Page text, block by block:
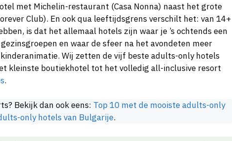
met Michelin-restaurant (Casa Nonna) naast het grote
Club). En ook qua leeftijdsgrens verschilt het: van 14+
is dat het allemaal hotels zijn waar je ’s ochtends een
en waar de sfeer na het avondeten meer
Wij zetten de vijf beste adults-only hotels
kleinste boutiekhotel tot het volledig all-inclusive resort
.
Bekijk dan ook eens: Top 10 met de mooiste adults-only
only hotels van Bulgarije.